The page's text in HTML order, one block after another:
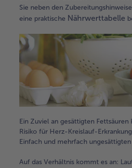
Sie neben den
eine praktische Nährwerttabelle
Ein Zuviel an gesättigten
Risiko für Herz-Kreislauf-
Einfach und mehrfach
Auf das Verhältnis kommt es an: